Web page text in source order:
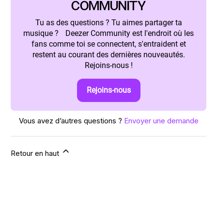
COMMUNITY
Tu as des questions ? Tu aimes partager ta
musique ? Deezer Community est l'endroit où les
fans comme toi se connectent, s'entraident et
restent au courant des dernières nouveautés.
Rejoins-nous !
Rejoins-nous
Vous avez d’autres questions ? Envoyer une demande
Retour en haut